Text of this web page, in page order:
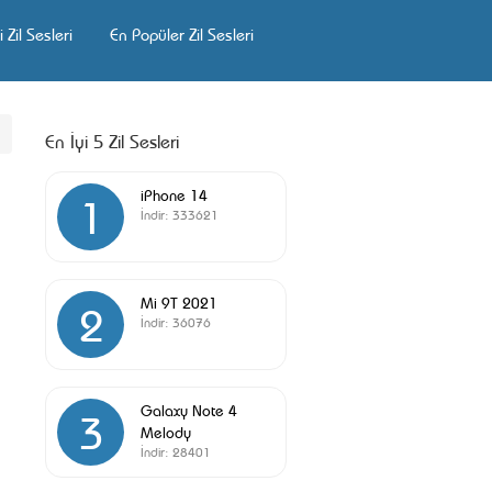
Zil Sesleri En Popüler Zil Sesleri
En İyi 5 Zil Sesleri
1 iPhone 14
İndir: 333621
2 Mi 9T 2021
İndir: 36076
3
Galaxy Note 4
Melody
İndir: 28401